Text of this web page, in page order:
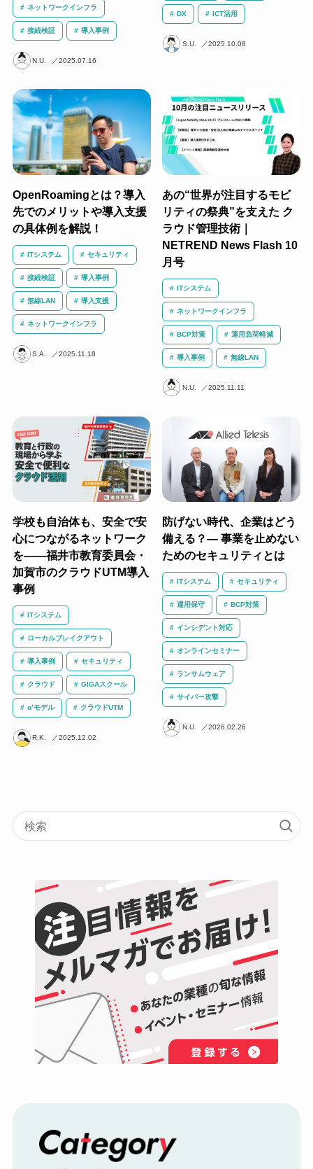
ネットワークインフラ
接続検証 導入事例
N.U. 2025.07.16
DX ICT活用
S.U. 2025.10.08
OpenRoamingとは？導入
先でのメリットや導入支援
の具体例を解説！
ITシステム セキュリティ
接続検証 導入事例
無線LAN 導入支援
ネットワークインフラ
S.A. 2025.11.18
あの“世界が注目するモビ
リティの祭典”を支えた ク
ラウド管理技術｜
NETREND News Flash 10
月号
ITシステム
ネットワークインフラ
BCP対策 運用負荷軽減
導入事例 無線LAN
N.U. 2025.11.11
学校も自治体も、安全で安
心につながるネットワーク
を――福井市教育委員会・
加賀市のクラウドUTM導入
事例
ITシステム
ローカルブレイクアウト
導入事例 セキュリティ
クラウド GIGAスクール
α’モデル クラウドUTM
R.K. 2025.12.02
防げない時代、企業はどう
備える？― 事業を止めない
ためのセキュリティとは
ITシステム セキュリティ
運用保守 BCP対策
インシデント対応
オンラインセミナー
ランサムウェア
サイバー攻撃
N.U. 2026.02.26